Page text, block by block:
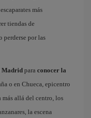
más
tiendas de
perderse por las
Madridpara conocer la
o en Chueca, epicentro
allá del centro, los
la escena